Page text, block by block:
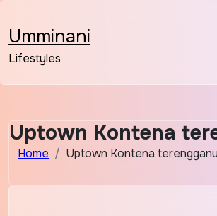
content
Umminani
Lifestyles
Uptown Kontena
Home Uptown Kontena terengganu